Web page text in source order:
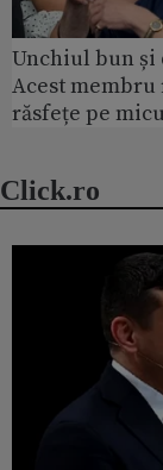
Unchiul bun
Acest
răsfețe pe
Click.ro